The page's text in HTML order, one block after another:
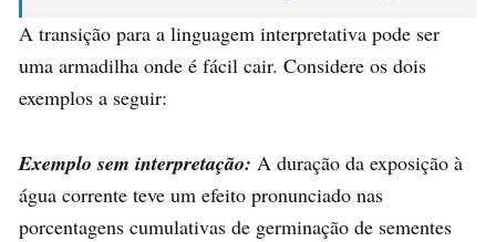
A transição para a linguagem interpretativa pode ser
uma armadilha onde é fácil cair. Considere os dois
exemplos a seguir:
Exemplo sem interpretação: A duração da exposição à
água corrente teve um efeito pronunciado nas
porcentagens cumulativas de germinação de sementes